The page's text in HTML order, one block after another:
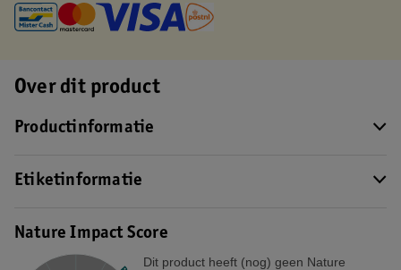
Over dit product
Productinformatie
Etiketinformatie
Nature Impact Score
Dit product heeft (nog) geen Nature